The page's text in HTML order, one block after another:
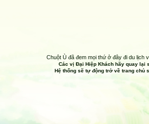
Chuột Ù đã đem mọi thứ ở đây đi du lịch
Các vị Đại Hiệp Khách hãy quay lại
Hệ thống sẽ tự động trở về trang chủ